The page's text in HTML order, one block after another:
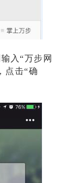
入“万步网
点击“确